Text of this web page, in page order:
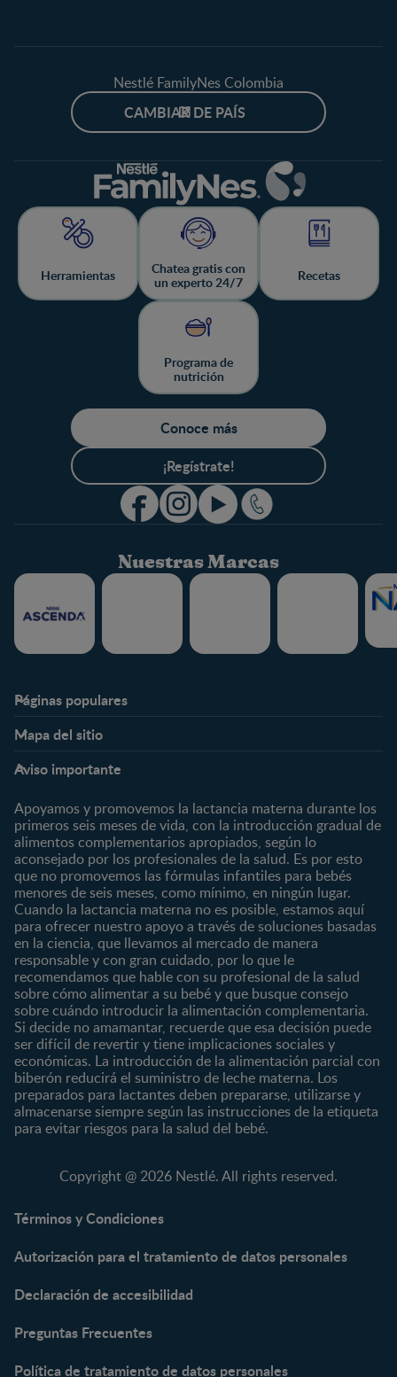
Nestlé FamilyNes Colombia
CAMBIAR DE PAÍS
Herramientas
Chatea gratis con
un experto 24/7
Recetas
Programa de
nutrición
Conoce más
¡Regístrate!
Nuestras Marcas
Páginas populares
Expertos en Nutrición
Preguntas Frecuentes
¿Quiénes somos?
Marcas y productos
Nuestros Productos
Nuestras Marcas
Mapa del sitio
Preconcepción
Embarazo
Posparto
0 a 4 meses
4 a 6 meses
6 a 8 meses
8 a 12 meses
12 a 24 meses
Desde 2 años
Preescolar
Escolar
Nutrición
Salud
Maternidad
Paternidad
Vida en familia
Marcas
CERELAC®
GERBER®
KLIM®
NAN® 3
NAN® Optipro® 3
NAN® Supreme 3
NESTUM®
NESCARE®
Productos
Cereales Infantiles
Compotas y galletas
Fórmulas Infantiles
Vitaminas y Suplementos
Herramientas
Aviso importante
Apoyamos y promovemos la lactancia materna durante los
primeros seis meses de vida, con la introducción gradual de
alimentos complementarios apropiados, según lo
aconsejado por los profesionales de la salud. Es por esto
que no promovemos las fórmulas infantiles para bebés
menores de seis meses, como mínimo, en ningún lugar.
Cuando la lactancia materna no es posible, estamos aquí
para ofrecer nuestro apoyo a través de soluciones basadas
en la ciencia, que llevamos al mercado de manera
responsable y con gran cuidado, por lo que le
recomendamos que hable con su profesional de la salud
sobre cómo alimentar a su bebé y que busque consejo
sobre cuándo introducir la alimentación complementaria.
Si decide no amamantar, recuerde que esa decisión puede
ser difícil de revertir y tiene implicaciones sociales y
económicas. La introducción de la alimentación parcial con
biberón reducirá el suministro de leche materna. Los
preparados para lactantes deben prepararse, utilizarse y
almacenarse siempre según las instrucciones de la etiqueta
para evitar riesgos para la salud del bebé.
Copyright @ 2026 Nestlé. All rights reserved.
Términos y Condiciones
Autorización para el tratamiento de datos personales
Declaración de accesibilidad
Preguntas Frecuentes
Política de tratamiento de datos personales